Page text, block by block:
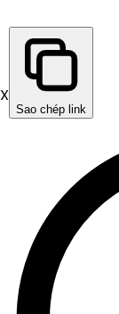
X
Sao chép link